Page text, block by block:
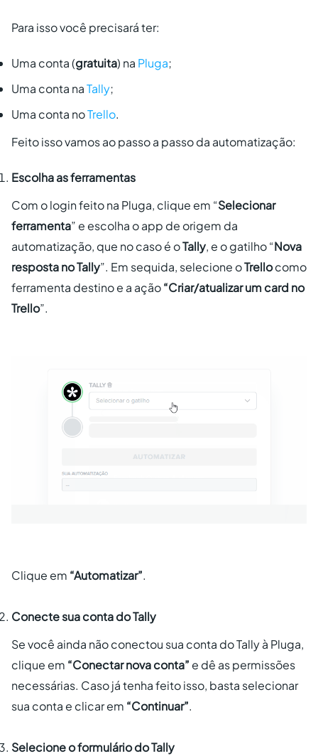
Para isso você precisará ter:
Uma conta (gratuita) na Pluga;
Uma conta naTally;
Uma conta noTrello.
Feito isso vamos ao passo a passo da automatização:
Escolha as ferramentas
Com o login feito na Pluga, clique em “Selecionar
ferramenta” e escolha o app de origem da
automatização, que no caso é oTally, e o gatilho “Nova
resposta no Tally”. Em sequida, selecione oTrellocomo
ferramenta destino e a ação“Criar/atualizar um card no
Trello”.
Clique em “Automatizar”.
Conecte sua conta do Tally
Se você ainda não conectou sua conta do Tally à Pluga,
clique em “Conectar nova conta” e dê as permissões
necessárias. Caso já tenha feito isso, basta selecionar
sua conta e clicar em “Continuar”.
Selecione o formulário do Tally